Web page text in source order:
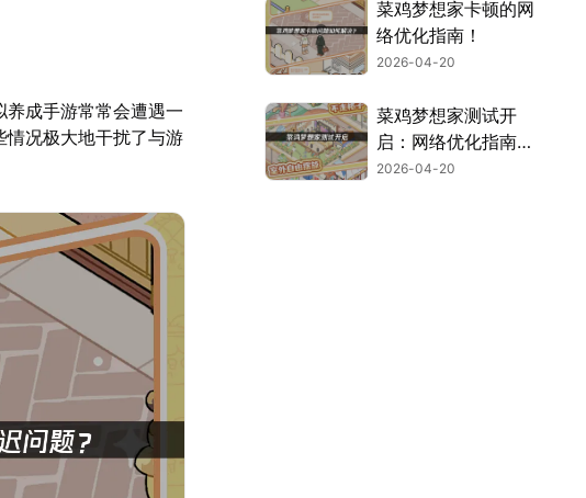
成手游常常会遭遇一
情况极大地干扰了与游
菜鸡梦想家卡顿的网
络优化指南！
2026-04-20
菜鸡梦想家测试开
启：网络优化指南与
加速推荐！
2026-04-20